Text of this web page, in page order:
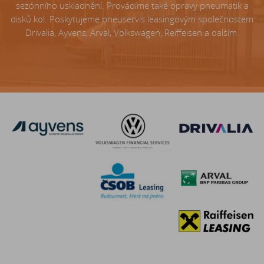
sezónního uskladnění. Provádíme také opravy pneumatik a
disků kol. Poskytujeme pneuservis leasingovým společnostem
Drivalia, Ayvens, Arval, Volkswagen, Reiffeisen a dalším.